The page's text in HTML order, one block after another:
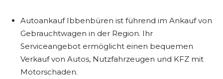
Autoankauf Ibbenbüren ist führend im Ankauf von
Gebrauchtwagen in der Region. Ihr
Serviceangebot ermöglicht einen bequemen
Verkauf von Autos, Nutzfahrzeugen und KFZ mit
Motorschaden.